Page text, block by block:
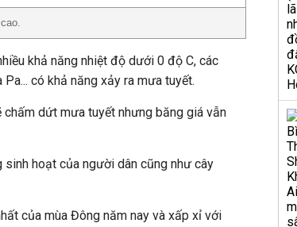
khả năng nhiệt độ dưới 0 độ C, các
có khả năng xảy ra mưa tuyết.
dứt mưa tuyết nhưng băng giá vẫn
hoạt của người dân cũng như cây
của mùa Đông năm nay và xấp xỉ với